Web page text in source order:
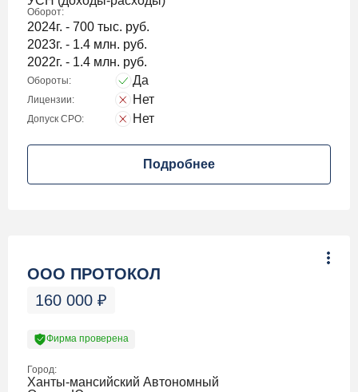
Оборот:
2024г. - 700 тыс. руб.
2023г. - 1.4 млн. руб.
2022г. - 1.4 млн. руб.
Обороты: Да
Лицензии: Нет
Допуск СРО: Нет
Подробнее
ООО ПРОТОКОЛ
160 000 ₽
Фирма проверена
Город:
Ханты-мансийский Автономный